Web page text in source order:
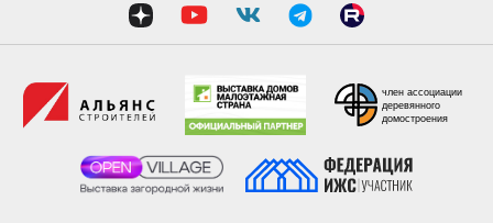
член ассоциации
деревянного
домостроения